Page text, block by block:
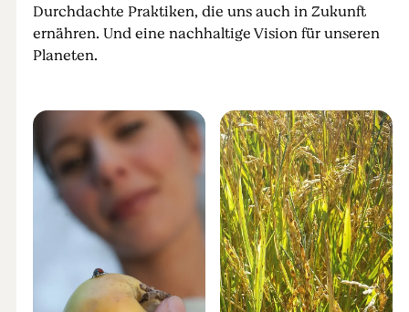
Durchdachte Praktiken, die uns auch in Zukunft
ernähren. Und eine nachhaltige Vision für unseren
Planeten.